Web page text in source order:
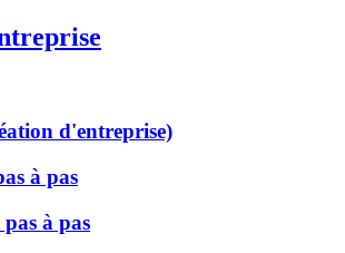
d'entreprise)
à pas
à pas